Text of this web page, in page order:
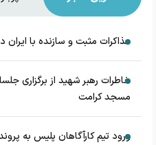
مذاکرات مثبت و سازنده با ایران
خاطرات رهبر شهید از برگزاری
مسجد کرامت
ورود تیم کارآگاهان پلیس به